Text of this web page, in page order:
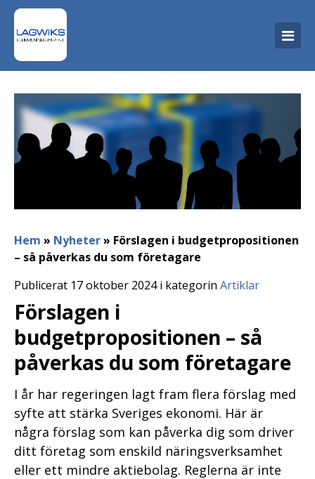
Hem » Nyheter» Förslagen i budgetpropositionen
– så påverkas du som företagare
Publicerat 17 oktober 2024 i kategorin Artiklar
Förslagen i
budgetpropositionen – så
påverkas du som företagare
I år har regeringen lagt fram flera förslag med
syfte att stärka Sveriges ekonomi. Här är
några förslag som kan påverka dig som driver
ditt företag som enskild näringsverksamhet
eller ett mindre aktiebolag. Reglerna är inte